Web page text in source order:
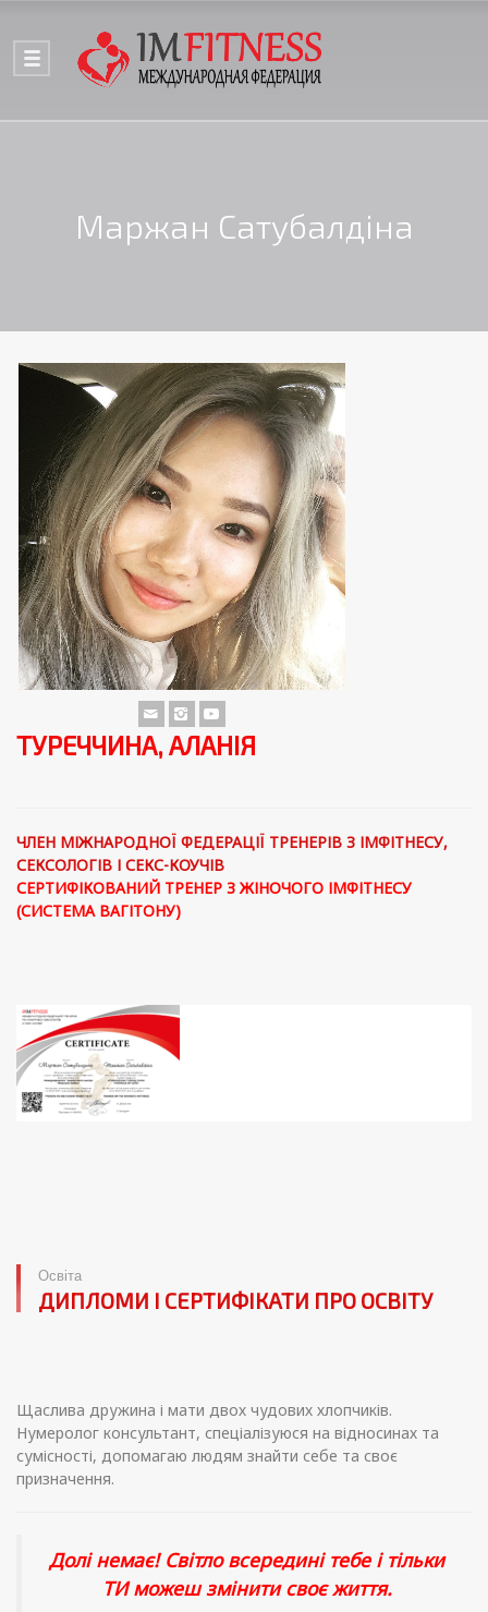
Маржан Сатубалдіна
ТУРЕЧЧИНА, АЛАНІЯ
ЧЛЕН МІЖНАРОДНОЇ ФЕДЕРАЦІЇ ТРЕНЕРІВ З ІМФІТНЕСУ,
СЕКСОЛОГІВ І СЕКС-КОУЧІВ
СЕРТИФІКОВАНИЙ ТРЕНЕР З ЖІНОЧОГО ІМФІТНЕСУ
(СИСТЕМА ВАГІТОНУ)
Освіта
ДИПЛОМИ І СЕРТИФІКАТИ ПРО ОСВІТУ
Щаслива дружина і мати двох чудових хлопчиків.
Нумеролог консультант, спеціалізуюся на відносинах та
сумісності, допомагаю людям знайти себе та своє
призначення.
Долі немає! Світло всередині тебе і тільки
ТИ можеш змінити своє життя.